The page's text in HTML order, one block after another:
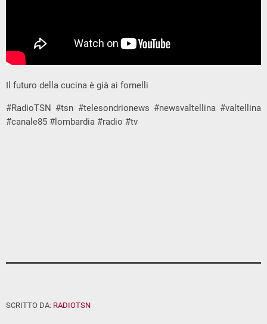
Il futuro della cucina è già ai fornelli
#RadioTSN #tsn #telesondrionews #newsvaltellina #valtellina
#canale85 #lombardia #radio #tv
SCRITTO DA: RADIOTSN